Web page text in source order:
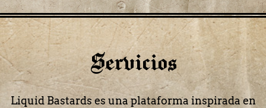
Servicios
Liquid Bastards es una plataforma inspirada en